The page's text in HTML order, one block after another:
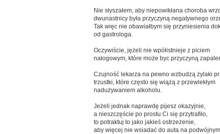
Nie słyszałem, aby niepowikłana choroba
dwunastnicy była przyczyną negatywnego
Tak więc nie obawiałbym się przyniesienia
od gastrologa.
Oczywiście, jężeli nie wpółistnieje z piciem
nałogowym, które może byc przyczyną
Czujność lekarza na pewno wzbudzą żylaki
trzustki, które często się wiążą z przewlekłym
nadużywaniem alkoholu.
Jeżeli jednak naprawdę pijesz okazyjnie,
a nieszczęście po prostu Ci się przytrafiło,
to potraktuj to jako jakieś ostrzeżenie,
aby więcej nie wsiadać do auta na